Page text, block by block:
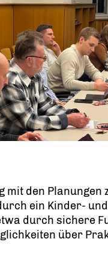
mit den
ein Kinder-
durch sichere
über